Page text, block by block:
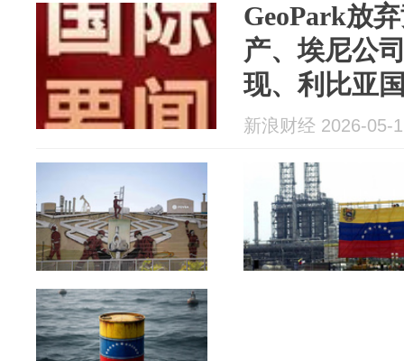
GeoPark放
产、埃尼公
现、利比亚
新浪财经 2026-05-